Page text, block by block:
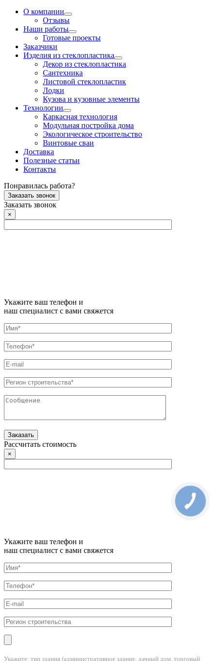
О компании
Отзывы
Наши работы
Готовые проекты
Заказчики
Изделия из стеклопластика
Декор из стеклопластика
Сантехника
Листовой стеклопластик
Лодки
Кузова и кузовные элементы
Технологии
Каркасная технология
Модульная постройка дома
Экологическое строительство
Винтовые сваи
Доставка
Полезные статьи
Контакты
Понравилась работа?
Заказать звонок
Заказать звонок
×
Укажите ваш телефон и
наш специалист с вами свяжется
Рассчитать стоимость
×
Укажите ваш телефон и
наш специалист с вами свяжется
Укажите: тип здания (административное здание, дачный дом, торговый